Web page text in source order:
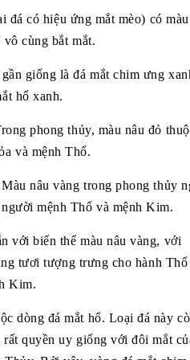
đá có hiệu ứng mắt mèo) có màu
cùng bắt mắt.
giống là đá mắt chim ưng
hổ xanh.
phong thủy, màu nâu đỏ
và mệnh Thổ.
nâu vàng trong phong thủy
mệnh Thổ và mệnh Kim.
với biến thể màu nâu vàng, với
tươi tượng trưng cho hành Thổ
Kim.
dòng đá mắt hổ. Loại đá này
quyền uy giống với đôi mắt